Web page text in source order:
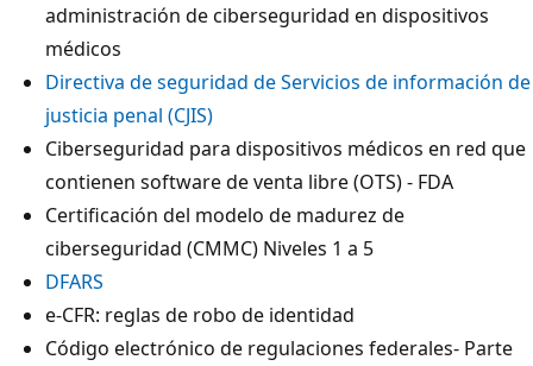
administración de ciberseguridad en dispositivos
médicos
Directiva de seguridad de Servicios de información de
justicia penal (CJIS)
Ciberseguridad para dispositivos médicos en red que
contienen software de venta libre (OTS) - FDA
Certificación del modelo de madurez de
ciberseguridad (CMMC) Niveles 1 a 5
DFARS
e-CFR: reglas de robo de identidad
Código electrónico de regulaciones federales- Parte